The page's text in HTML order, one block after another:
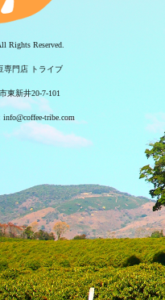
Rights Reserved.
専門店 トライブ
東新井20-7-101
tribe.com